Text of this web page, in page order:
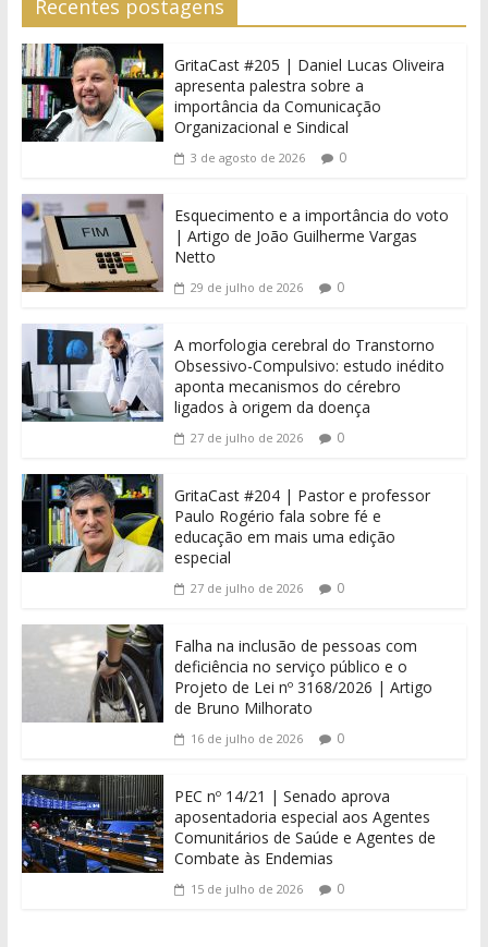
Recentes postagens
GritaCast #205 | Daniel Lucas Oliveira
apresenta palestra sobre a
importância da Comunicação
Organizacional e Sindical
3 de agosto de 2026 0
Esquecimento e a importância do voto
| Artigo de João Guilherme Vargas
Netto
29 de julho de 2026 0
A morfologia cerebral do Transtorno
Obsessivo-Compulsivo: estudo inédito
aponta mecanismos do cérebro
ligados à origem da doença
27 de julho de 2026 0
GritaCast #204 | Pastor e professor
Paulo Rogério fala sobre fé e
educação em mais uma edição
especial
27 de julho de 2026 0
Falha na inclusão de pessoas com
deficiência no serviço público e o
Projeto de Lei nº 3168/2026 | Artigo
de Bruno Milhorato
16 de julho de 2026 0
PEC nº 14/21 | Senado aprova
aposentadoria especial aos Agentes
Comunitários de Saúde e Agentes de
Combate às Endemias
15 de julho de 2026 0